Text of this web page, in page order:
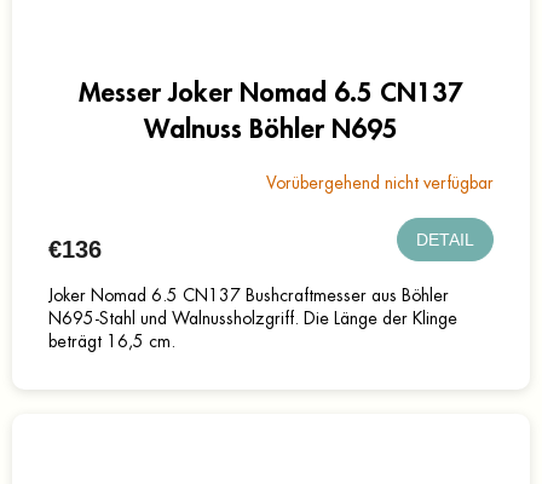
Messer Joker Nomad 6.5 CN137
Walnuss Böhler N695
Vorübergehend nicht verfügbar
€136 DETAIL
Joker Nomad 6.5 CN137 Bushcraftmesser aus Böhler
N695-Stahl und Walnussholzgriff. Die Länge der Klinge
beträgt 16,5 cm.